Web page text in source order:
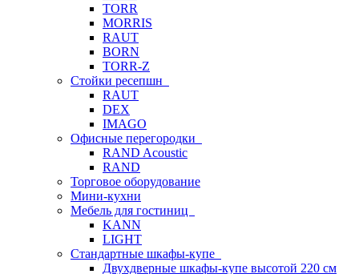
TORR
MORRIS
RAUT
BORN
TORR-Z
Стойки ресепшн
RAUT
DEX
IMAGO
Офисные перегородки
RAND Acoustic
RAND
Торговое оборудование
Мини-кухни
Мебель для гостиниц
KANN
LIGHT
Стандартные шкафы-купе
Двухдверные шкафы-купе высотой 220 см